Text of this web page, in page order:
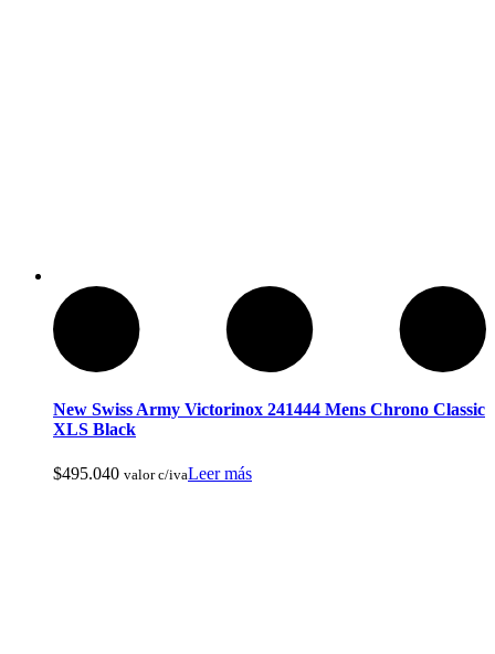
New Swiss Army Victorinox 241444 Mens Chrono Classic
XLS Black
$495.040 valor c/ivaLeer más